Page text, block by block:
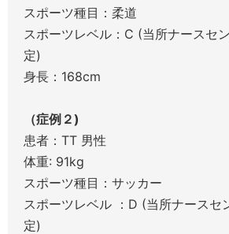
スポーツ種目：柔道
スポーツレベル：C (当所ナースセ
定)
身長：168cm
（症例２)
患者：TT 男性
体重: 91kg
スポーツ種目：サッカー
スポーツレベル ：D (当所ナースセ
定)